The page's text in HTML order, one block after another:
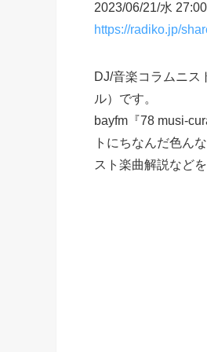
2023/06/21/水
https://radiko.jp/
DJ/音楽コラムニス
ル）です。
bayfm『78 musi-
トにちなんだ色ん
スト楽曲解説など